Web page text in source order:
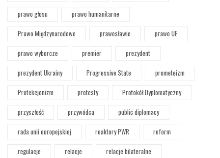
prawo głosu
prawo humanitarne
Prawo Międzynarodowe
prawosławie
prawo UE
prawo wyborcze
premier
prezydent
prezydent Ukrainy
Progressive State
prometeizm
Protekcjonizm
protesty
Protokół Dyplomatyczny
przyszłość
przywódca
public diplomacy
rada unii europejskiej
reaktory PWR
reform
regulacje
relacje
relacje bilateralne